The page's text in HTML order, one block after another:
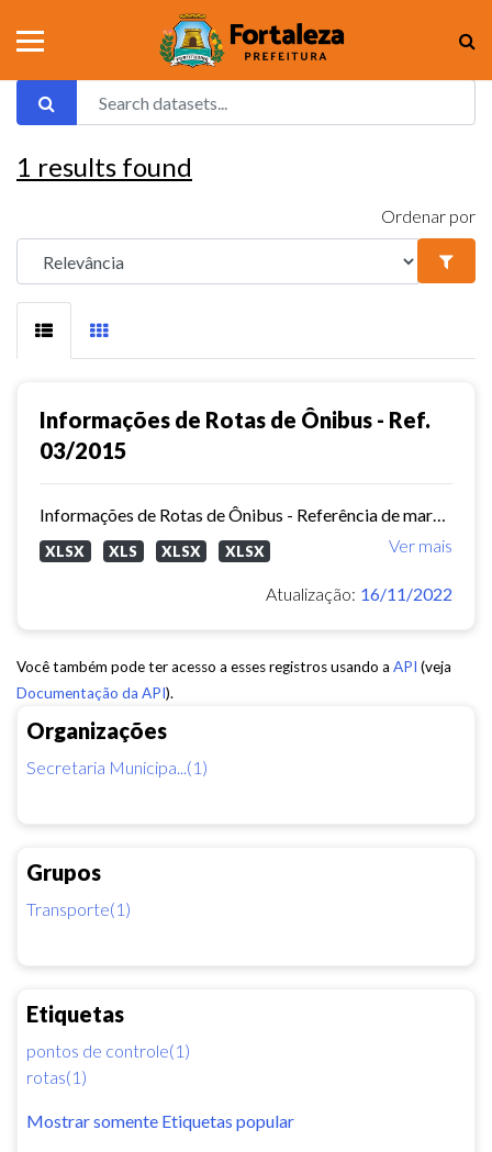
Organizações
Secretaria Municipa...(1)
Grupos
Transporte(1)
Etiquetas
pontos de controle(1)
rotas(1)
Mostrar somente Etiquetas popular
1 results found
Ordenar por
Informações de Rotas de Ônibus - Ref.
03/2015
Ver mais
XLSX XLS XLSX XLSX
Atualização: 16/11/2022
Você também pode ter acesso a esses registros usando a API (veja
Documentação da API).